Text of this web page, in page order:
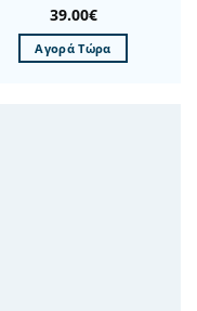
Βαθμολογήθηκε
με4.67
από 5
39.00€
Αγορά Τώρα